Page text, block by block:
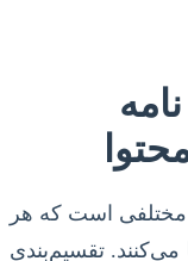
مختلفی است که هر
تقسیم‌بندی